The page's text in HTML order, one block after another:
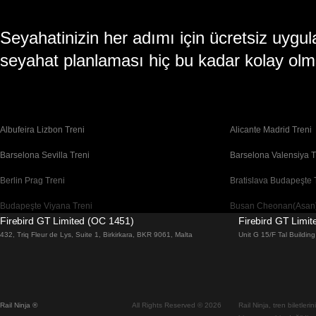
Seyahatinizin her adımı için ücretsiz
seyahat planlaması hiç bu kadar kolay
Albufeira Lizbon Treni Alicante Madrid Treni
Barselona Sevilla Treni Barselona Valensiya
Berlin Prag Treni Bratislava Budapeşte
Budapeşte Viyana Treni Busan
Cheonan(Asan) Busan Treni Coimbra Lizbon Treni
Flam Oslo Treni Floransa Roma Treni
Firebird GT Limited (OC 1451)
432, Triq Fleur de Lys, Suite 1, Birkirkara, BKR 9061, Malta
Firebird GT
Unit G 15/F Tal
Rail Ninja ® All Rights Reserved © 2026
Rail Ninja, tren